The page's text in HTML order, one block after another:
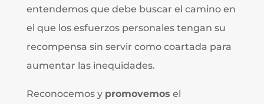
entendemos que debe buscar el camino en
el que los esfuerzos personales tengan su
recompensa sin servir como coartada para
aumentar las inequidades.
Reconocemos y promovemos el